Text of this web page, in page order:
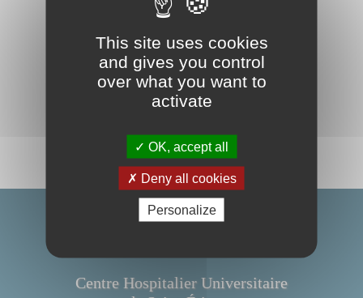
Centre Hospitalier Universitaire
This site uses cookies
and gives you control
over what you want to
activate
OK, accept all
Deny all cookies
Personalize